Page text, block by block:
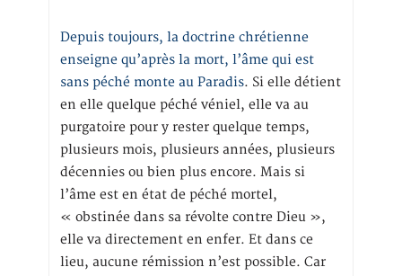
Depuis toujours, la doctrine chrétienne
enseigne qu’après la mort, l’âme qui est
sans péché monte au Paradis. Si elle détient
en elle quelque péché véniel, elle va au
purgatoire pour y rester quelque temps,
plusieurs mois, plusieurs années, plusieurs
décennies ou bien plus encore. Mais si
l’âme est en état de péché mortel,
« obstinée dans sa révolte contre Dieu »,
elle va directement en enfer. Et dans ce
lieu, aucune rémission n’est possible. Car